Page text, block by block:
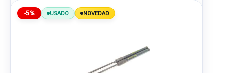
-5% USADO NOVEDAD